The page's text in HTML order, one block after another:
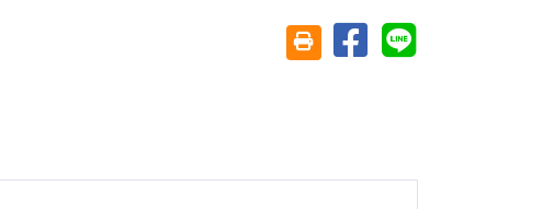
友善列印(另開視窗)
分享至臉書分享至 Line